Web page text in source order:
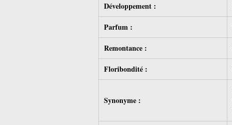
Développement :
Parfum :
Remontance :
Floribondité :
Synonyme :